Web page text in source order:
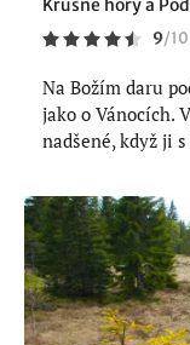
Krušné hory a
9/10
Na Božím daru
jako o Vánocích.
nadšené, když ji s